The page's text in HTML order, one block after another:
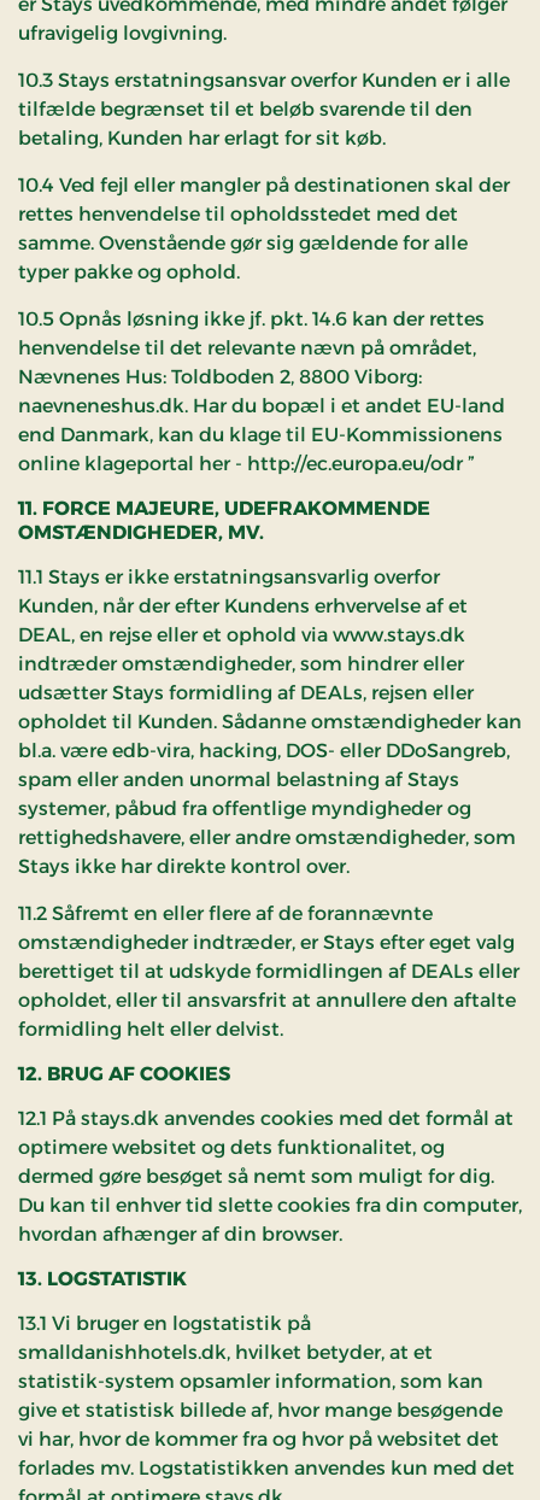
ufravigelig lovgivning.
10.3 Stays erstatningsansvar overfor Kunden er i alle
tilfælde begrænset til et beløb svarende til den
betaling, Kunden har erlagt for sit køb.
10.4 Ved fejl eller mangler på destinationen skal der
rettes henvendelse til opholdsstedet med det
samme. Ovenstående gør sig gældende for alle
typer pakke og ophold.
10.5 Opnås løsning ikke jf. pkt. 14.6 kan der rettes
henvendelse til det relevante nævn på området,
Nævnenes Hus: Toldboden 2, 8800 Viborg:
naevneneshus.dk. Har du bopæl i et andet EU-land
end Danmark, kan du klage til EU-Kommissionens
online klageportal her - http://ec.europa.eu/odr ”
11. FORCE MAJEURE, UDEFRAKOMMENDE
OMSTÆNDIGHEDER, MV.
11.1 Stays er ikke erstatningsansvarlig overfor
Kunden, når der efter Kundens erhvervelse af et
DEAL, en rejse eller et ophold via www.stays.dk
indtræder omstændigheder, som hindrer eller
udsætter Stays formidling af DEALs, rejsen eller
opholdet til Kunden. Sådanne omstændigheder kan
bl.a. være edb-vira, hacking, DOS- eller DDoSangreb,
spam eller anden unormal belastning af Stays
systemer, påbud fra offentlige myndigheder og
rettighedshavere, eller andre omstændigheder, som
Stays ikke har direkte kontrol over.
11.2 Såfremt en eller flere af de forannævnte
omstændigheder indtræder, er Stays efter eget valg
berettiget til at udskyde formidlingen af DEALs eller
opholdet, eller til ansvarsfrit at annullere den aftalte
formidling helt eller delvist.
12. BRUG AF COOKIES
12.1 På stays.dk anvendes cookies med det formål at
optimere websitet og dets funktionalitet, og
dermed gøre besøget så nemt som muligt for dig.
Du kan til enhver tid slette cookies fra din computer,
hvordan afhænger af din browser.
13. LOGSTATISTIK
13.1 Vi bruger en logstatistik på
smalldanishhotels.dk, hvilket betyder, at et
statistik-system opsamler information, som kan
give et statistisk billede af, hvor mange besøgende
vi har, hvor de kommer fra og hvor på websitet det
forlades mv. Logstatistikken anvendes kun med det